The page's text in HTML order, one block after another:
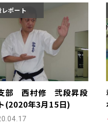
ポート
部 西村修 弐段昇段
(2020年3月15日)